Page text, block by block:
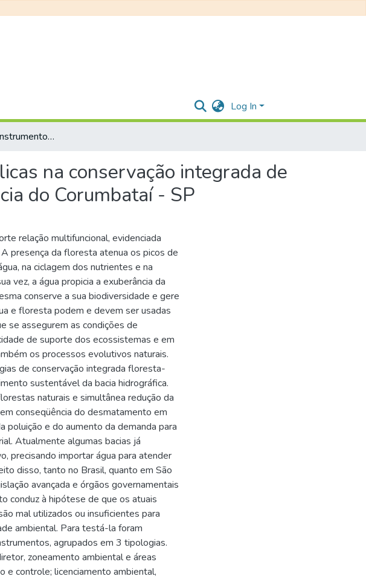
Log In
Avaliação dos instrumentos de políticas públicas na conservação integrada de florestas e águas, com estudo de caso na bacia do Corumbataí - SP
na conservação integrada de
do Corumbataí - SP
relação multifuncional, evidenciada
presença da floresta atenua os picos de
na ciclagem dos nutrientes e na
vez, a água propicia a exuberância da
conserve a sua biodiversidade e gere
e floresta podem e devem ser usadas
se assegurem as condições de
de suporte dos ecossistemas e em
os processos evolutivos naturais.
de conservação integrada floresta-
sustentável da bacia hidrográfica.
naturais e simultânea redução da
conseqüência do desmatamento em
poluição e do aumento da demanda para
Atualmente algumas bacias já
precisando importar água para atender
disso, tanto no Brasil, quanto em São
avançada e órgãos governamentais
conduz à hipótese de que os atuais
mal utilizados ou insuficientes para
ambiental. Para testá-la foram
agrupados em 3 tipologias.
zoneamento ambiental e áreas
e controle; licenciamento ambiental,